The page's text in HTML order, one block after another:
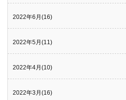
2022年6月(16)
2022年5月(11)
2022年4月(10)
2022年3月(16)